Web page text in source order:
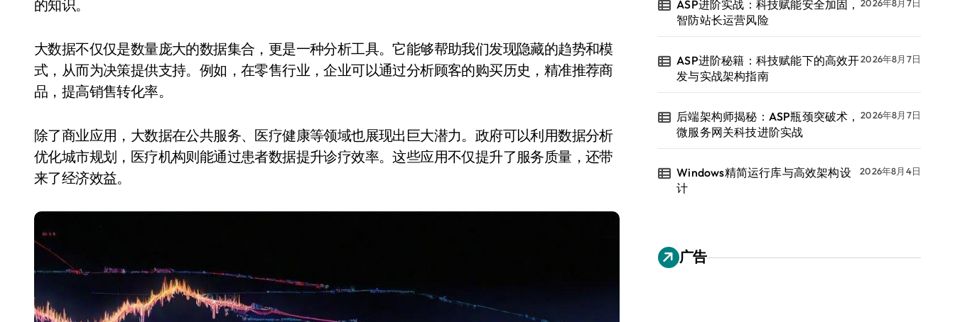
的知识。
大数据不仅仅是数量庞大的数据集合，更是一种分析工具。它能够帮助我们发现隐藏的趋势和模
式，从而为决策提供支持。例如，在零售行业，企业可以通过分析顾客的购买历史，精准推荐商
品，提高销售转化率。
除了商业应用，大数据在公共服务、医疗健康等领域也展现出巨大潜力。政府可以利用数据分析
优化城市规划，医疗机构则能通过患者数据提升诊疗效率。这些应用不仅提升了服务质量，还带
来了经济效益。
ASP进阶实战：科技赋能安全加固，
智防站长运营风险
2026年8月7日
ASP进阶秘籍：科技赋能下的高效开
发与实战架构指南
2026年8月7日
后端架构师揭秘：ASP瓶颈突破术，
微服务网关科技进阶实战
2026年8月7日
Windows精简运行库与高效架构设
计
2026年8月4日
广告